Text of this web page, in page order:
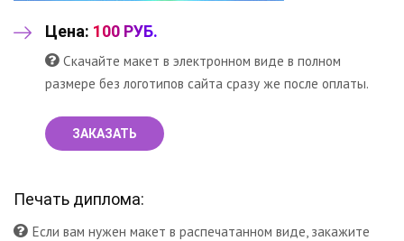
Цена: 100 РУБ.
Скачайте макет в электронном виде в полном
размере без логотипов сайта сразу же после оплаты.
ЗАКАЗАТЬ
Печать диплома:
Если вам нужен макет в распечатанном виде, закажите